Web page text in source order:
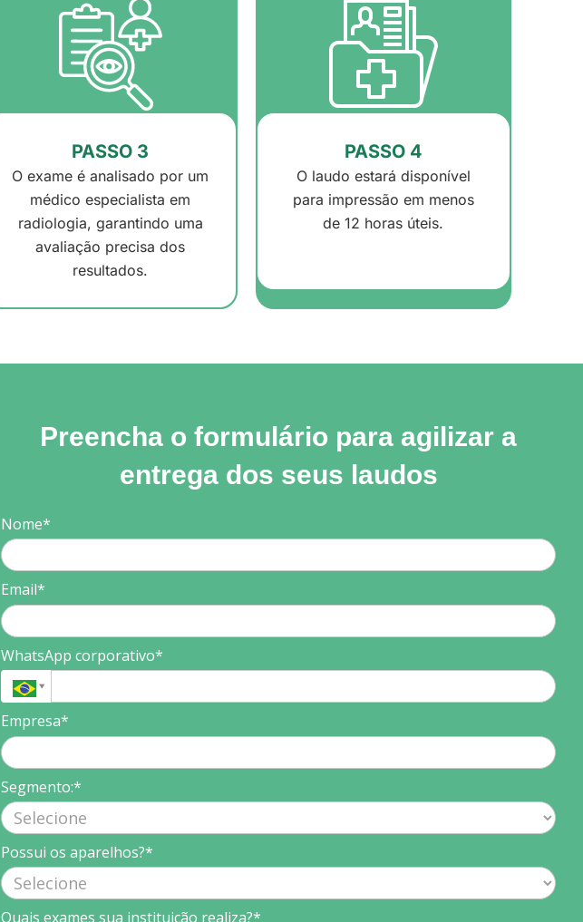
PASSO 3
O exame é analisado por um
médico especialista em
radiologia, garantindo uma
avaliação precisa dos
resultados.
PASSO 4
O laudo estará disponível
para impressão em menos
de 12 horas úteis.
Preencha o formulário para agilizar a
entrega dos seus laudos
Nome*
Email*
WhatsApp corporativo*
Empresa*
Segmento:*
Possui os aparelhos?*
Quais exames sua instituição realiza?*